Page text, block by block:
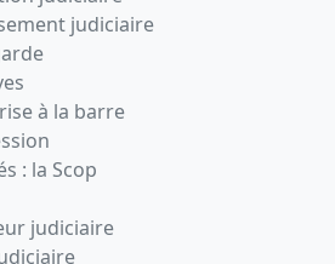
judiciaire
à la barre
: la Scop
judiciaire